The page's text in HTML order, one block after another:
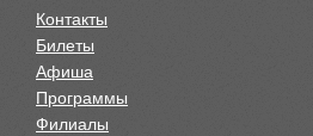
Контакты
Билеты
Афиша
Программы
Филиалы